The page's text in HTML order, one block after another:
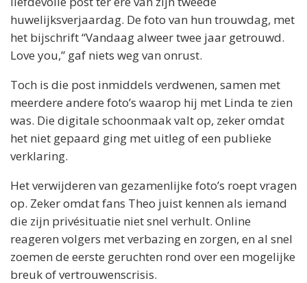
huwelijksverjaardag. De foto van hun trouwdag, met
het bijschrift “Vandaag alweer twee jaar getrouwd.
Love you,” gaf niets weg van onrust.
Toch is die post inmiddels verdwenen, samen met
meerdere andere foto’s waarop hij met Linda te zien
was. Die digitale schoonmaak valt op, zeker omdat
het niet gepaard ging met uitleg of een publieke
verklaring.
Het verwijderen van gezamenlijke foto’s roept vragen
op. Zeker omdat fans Theo juist kennen als iemand
die zijn privésituatie niet snel verhult. Online
reageren volgers met verbazing en zorgen, en al snel
zoemen de eerste geruchten rond over een mogelijke
breuk of vertrouwenscrisis.